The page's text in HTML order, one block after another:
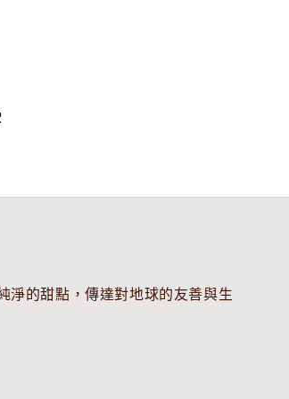
淨的甜點，傳達對地球的友善與生